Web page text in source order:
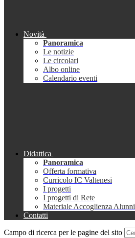
Novità
Panoramica
Le notizie
Le circolari
Albo online
Calendario eventi
Didattica
Panoramica
Offerta formativa
Curricolo IC Valtenesi
I progetti
I progetti di Rete
Materiale Accoglienza Alunni
Contatti
Campo di ricerca per le pagine del sito